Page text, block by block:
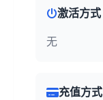
激活方式
无
充值方式